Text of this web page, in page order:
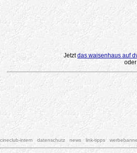
Jetztdas waisenhaus auf
cineclub-intern datenschutz news link-tipps